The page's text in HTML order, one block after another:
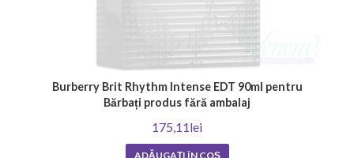
Burberry Brit Rhythm Intense EDT 90ml pentru
Bărbați produs fără ambalaj
175,11lei
ADĂUGAȚI ÎN COŞ